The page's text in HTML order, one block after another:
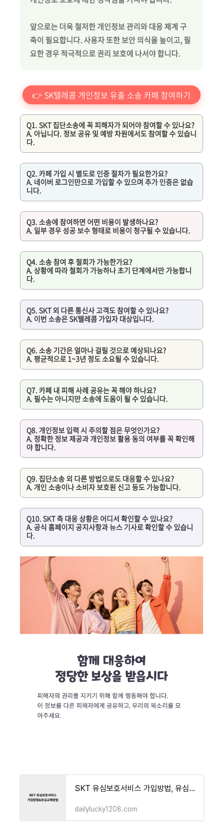
앞으로는 더욱 철저한 개인정보 관리와 대응 체계 구
축이 필요합니다. 사용자 또한 보안 의식을 높이고, 필
요한 경우 적극적으로 권리 보호에 나서야 합니다.
👉 SK텔레콤 개인정보 유출 소송 카페 참여하기
Q1. SKT 집단소송에 꼭 피해자가 되어야 참여할 수 있나요?
A. 아닙니다. 정보 공유 및 예방 차원에서도 참여할 수 있습니
다.
Q2. 카페 가입 시 별도로 인증 절차가 필요한가요?
A. 네이버 로그인만으로 가입할 수 있으며 추가 인증은 없습
니다.
Q3. 소송에 참여하면 어떤 비용이 발생하나요?
A. 일부 경우 성공 보수 형태로 비용이 청구될 수 있습니다.
Q4. 소송 참여 후 철회가 가능한가요?
A. 상황에 따라 철회가 가능하나 초기 단계에서만 가능합니
다.
Q5. SKT 외 다른 통신사 고객도 참여할 수 있나요?
A. 이번 소송은 SK텔레콤 가입자 대상입니다.
Q6. 소송 기간은 얼마나 걸릴 것으로 예상되나요?
A. 평균적으로 1~3년 정도 소요될 수 있습니다.
Q7. 카페 내 피해 사례 공유는 꼭 해야 하나요?
A. 필수는 아니지만 소송에 도움이 될 수 있습니다.
Q8. 개인정보 입력 시 주의할 점은 무엇인가요?
A. 정확한 정보 제공과 개인정보 활용 동의 여부를 꼭 확인해
야 합니다.
Q9. 집단소송 외 다른 방법으로도 대응할 수 있나요?
A. 개인 소송이나 소비자 보호원 신고 등도 가능합니다.
Q10. SKT 측 대응 상황은 어디서 확인할 수 있나요?
A. 공식 홈페이지 공지사항과 뉴스 기사로 확인할 수 있습니
다.
SKT 유심보호서비스 가입방법, 유심교체방법
dailylucky1208.com